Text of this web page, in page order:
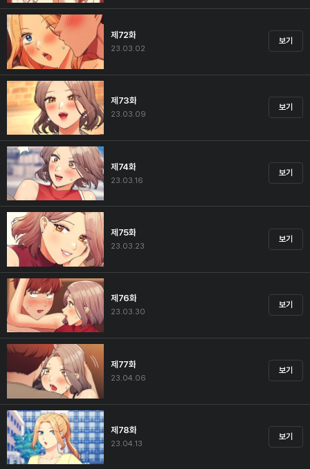
제72화
23.03.02
보기
제73화
23.03.09
보기
제74화
23.03.16
보기
제75화
23.03.23
보기
제76화
23.03.30
보기
제77화
23.04.06
보기
제78화
23.04.13
보기